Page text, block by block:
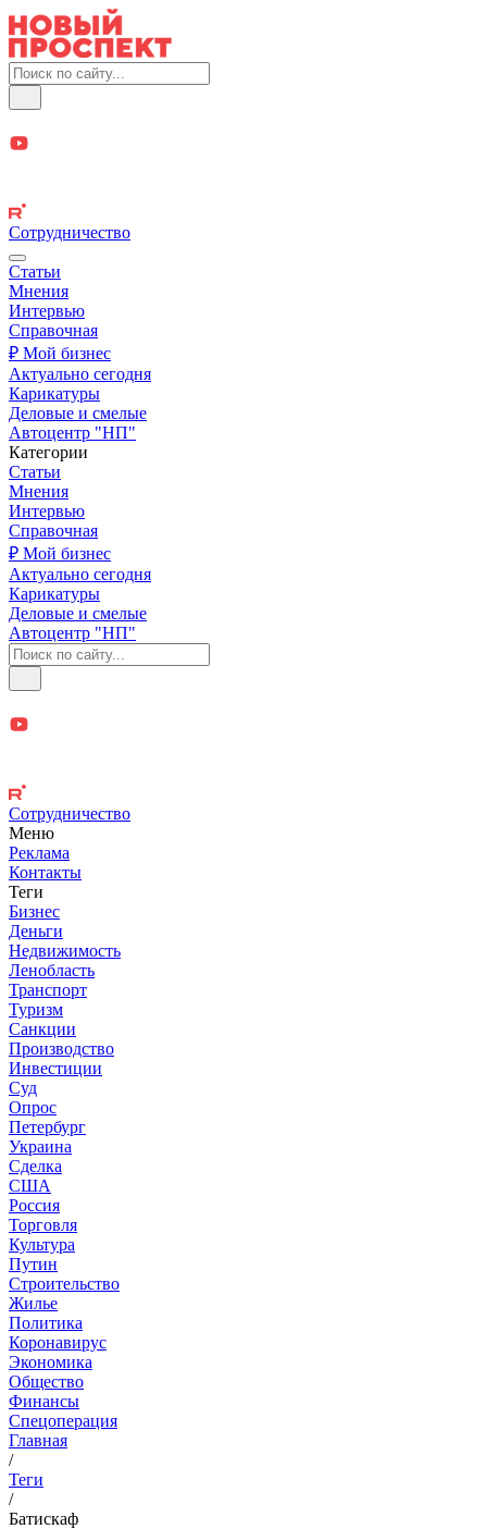
Сотрудничество
Статьи
Мнения
Интервью
Справочная
₽ Мой бизнес
Актуально сегодня
Карикатуры
Деловые и смелые
Автоцентр "НП"
Категории
Статьи
Мнения
Интервью
Справочная
₽ Мой бизнес
Актуально сегодня
Карикатуры
Деловые и смелые
Автоцентр "НП"
Сотрудничество
Меню
Реклама
Контакты
Теги
Бизнес
Деньги
Недвижимость
Ленобласть
Транспорт
Туризм
Санкции
Производство
Инвестиции
Суд
Опрос
Петербург
Украина
Сделка
США
Россия
Торговля
Культура
Путин
Строительство
Жилье
Политика
Коронавирус
Экономика
Общество
Финансы
Спецоперация
Главная
/
Теги
/
Батискаф